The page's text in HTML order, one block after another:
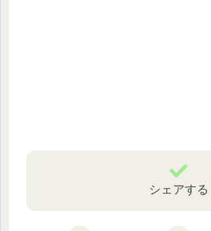
シェアする